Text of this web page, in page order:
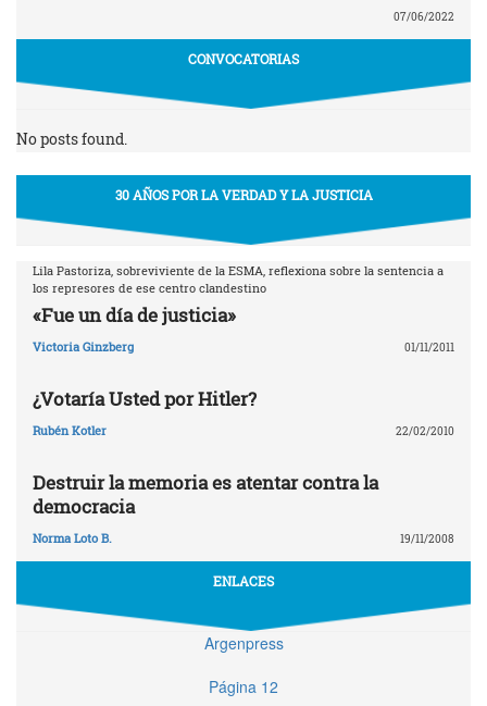
07/06/2022
CONVOCATORIAS
No posts found.
30 AÑOS POR LA VERDAD Y LA JUSTICIA
Lila Pastoriza, sobreviviente de la ESMA, reflexiona sobre la sentencia a
los represores de ese centro clandestino
«Fue un día de justicia»
Victoria Ginzberg 01/11/2011
¿Votaría Usted por Hitler?
Rubén Kotler 22/02/2010
Destruir la memoria es atentar contra la
democracia
Norma Loto B. 19/11/2008
ENLACES
Argenpress
Página 12